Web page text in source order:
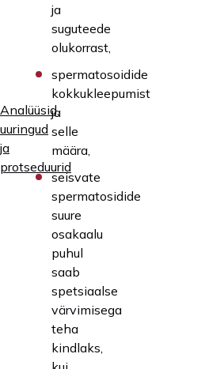
Analüüsid,
uuringud
ja
protseduurid
ja
suguteede
olukorrast,
spermatosoidide
kokkukleepumist
ja
selle
määra,
seisvate
spermatosidide
suure
osakaalu
puhul
saab
spetsiaalse
värvimisega
teha
kindlaks,